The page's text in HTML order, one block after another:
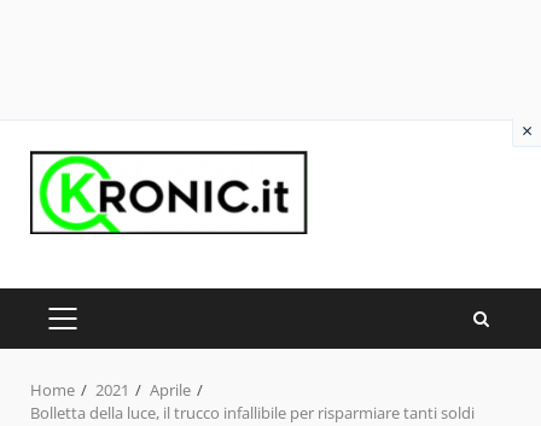
content
PRIMARY
Home 2021
Aprile
Bolletta della luce, il trucco infallibile per risparmiare tanti soldi
×